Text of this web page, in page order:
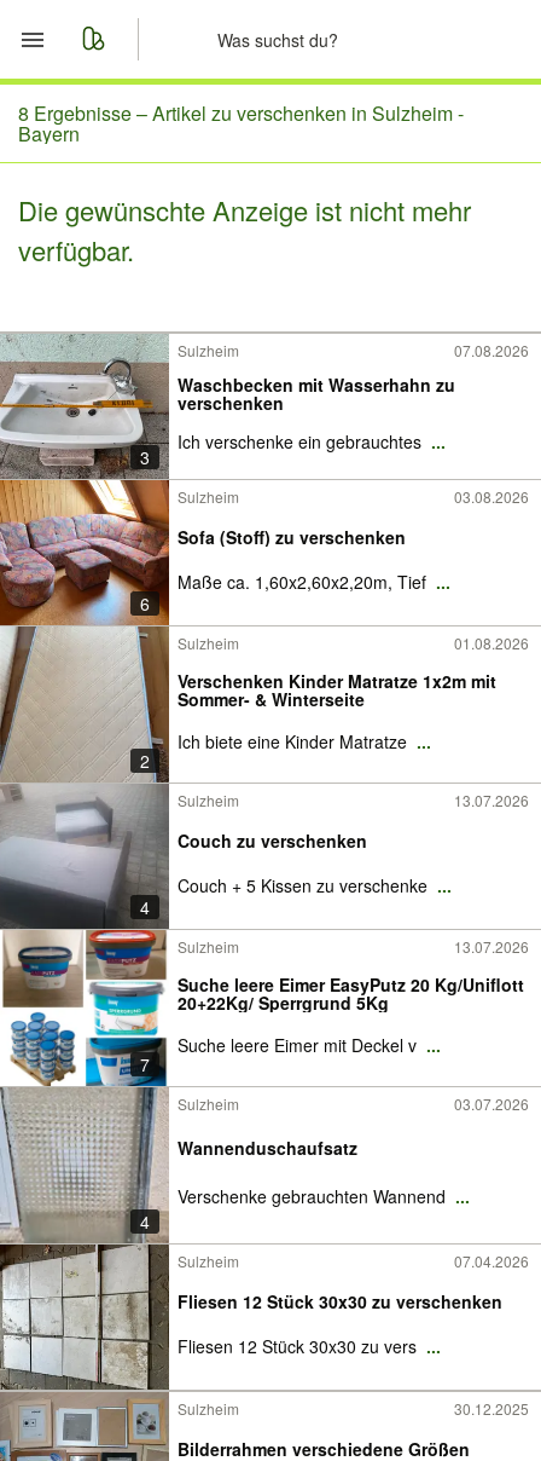
Start
Merkliste
Nachrichten
8 Ergebnisse –Artikel zu verschenken in Sulzheim -
Bayern
Die gewünschte Anzeige ist nicht mehr
verfügbar.
3
Sulzheim 07.08.2026
Waschbecken mit Wasserhahn zu
verschenken
Ich verschenke ein gebrauchtes ...
6
Sulzheim 03.08.2026
Sofa (Stoff) zu verschenken
Maße ca. 1,60x2,60x2,20m, Tief ...
2
Sulzheim 01.08.2026
Verschenken Kinder Matratze 1x2m mit
Sommer- & Winterseite
Ich biete eine Kinder Matratze ...
4
Sulzheim 13.07.2026
Couch zu verschenken
Couch + 5 Kissen zu verschenke ...
7
Sulzheim 13.07.2026
Suche leere Eimer EasyPutz 20 Kg/Uniflott
20+22Kg/ Sperrgrund 5Kg
Suche leere Eimer mit Deckel v ...
4
Sulzheim 03.07.2026
Wannenduschaufsatz
Verschenke gebrauchten Wannend ...
Sulzheim 07.04.2026
Fliesen 12 Stück 30x30 zu verschenken
Fliesen 12 Stück 30x30 zu vers ...
Sulzheim 30.12.2025
Bilderrahmen verschiedene Größen